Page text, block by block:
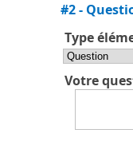
#2-
Type
Votre